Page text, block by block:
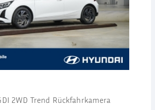
2WD Trend Rückfahrkamera